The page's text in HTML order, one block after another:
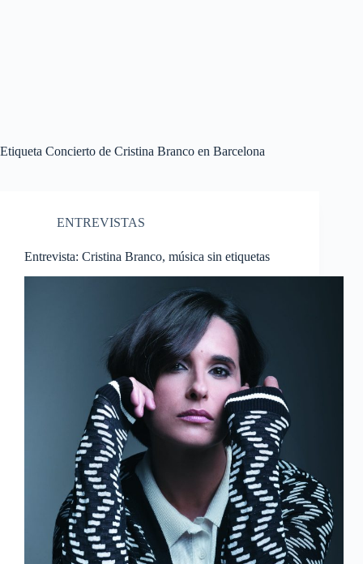
Etiqueta Concierto de Cristina Branco en Barcelona
ENTREVISTAS
Entrevista: Cristina Branco, música sin etiquetas